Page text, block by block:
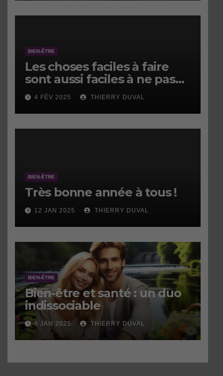
BIEN-ÊTRE
Les choses faciles à faire
sont aussi faciles à ne pas
faire.
4 FÉV 2025 THIERRY DUVAL
BIEN-ÊTRE
Très bonne année à tous !
12 JAN 2025 THIERRY DUVAL
BIEN-ÊTRE
Bien-être et santé : un duo
indissociable
6 JAN 2025 THIERRY DUVAL